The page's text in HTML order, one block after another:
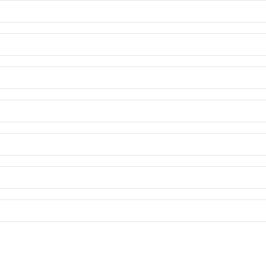
e morte, nel 90% circa dei casi le persone che
conto di essere state infettate. In un piccolo
- 10 giorni (poliomielite non paralitica).
21 giorni dopo aver incontrato il virus, includono:
si può manifestare con un quadro di
bocca e della faringe, nell’intestino e nei tessuti
i disturbi (sintomi) della malattia siano evidenti. In
del virus della poliomielite che può colpire persone
la saliva e le goccioline emesse con i colpi ditossee
Le persone infettate possono diffondere il virus
settimane dopo. Il virus può essere trasmesso anche
poliomielite dai disturbi (sintomi) che causa, in
e/o respirare.
delle prime vie respiratorie consente di
cerebrospinale, il liquido che circonda il cervello e il
acuta generata dalpoliovirusè simile nei disturbi e
Le terapie esistenti sono dirette a controllare i
è la vaccinazione. Esistono due tipi di vaccini:
in Italia e ha permesso l’eliminazione
Mondiale della Sanità - OMS per quei
a livello mondiale. L’obiettivo dell’OMS è, infatti,
all’infezione. Inoltre, alcuni disturbi associati a una
e costituiscono la cosiddetta
e disturbi (sintomi) disabilitanti che ricompaiono (o
aver contratto l’infezione. Essi includono:
A.